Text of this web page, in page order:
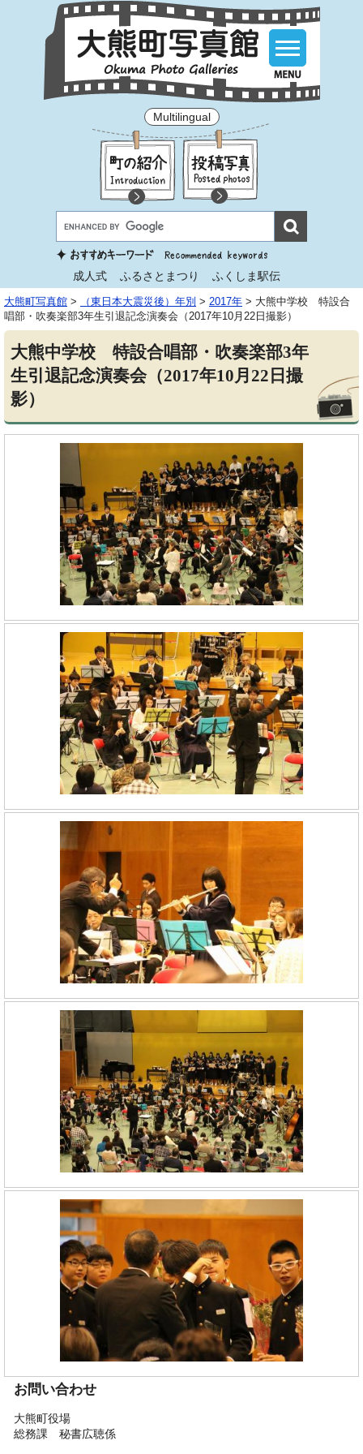
Multilingual
成人式 ふるさとまつり ふくしま駅伝
大熊町写真館 > （東日本大震災後）年別 > 2017年 > 大熊中学校 特設合
唱部・吹奏楽部3年生引退記念演奏会（2017年10月22日撮影）
大熊中学校 特設合唱部・吹奏楽部3年
生引退記念演奏会（2017年10月22日撮
影）
お問い合わせ
大熊町役場
総務課 秘書広聴係